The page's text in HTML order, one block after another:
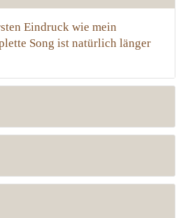
Eindruck wie mein
Song ist natürlich länger